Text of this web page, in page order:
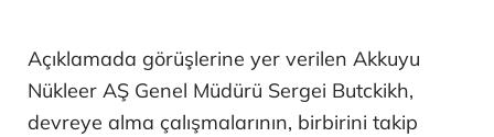
Açıklamada görüşlerine yer verilen Akkuyu
Nükleer AŞ Genel Müdürü Sergei Butckikh,
devreye alma çalışmalarının, birbirini takip